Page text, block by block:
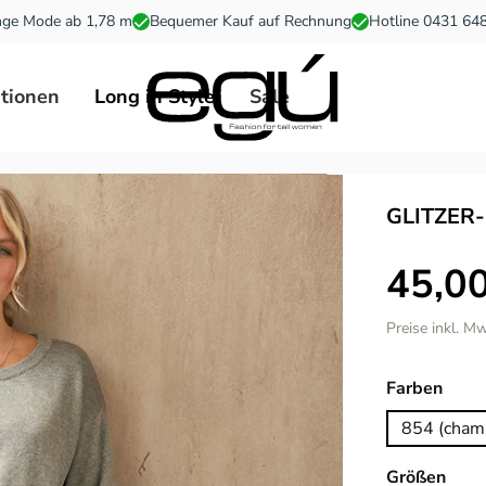
Mode ab 1,78 m Bequemer Kauf auf Rechnung Hotline 0431
Long in Style Sale
Preise inkl.
Farben
854
Größen